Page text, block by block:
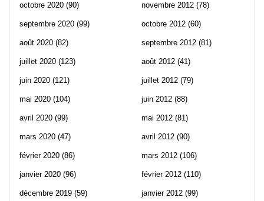
octobre 2020 (90)
septembre 2020 (99)
août 2020 (82)
juillet 2020 (123)
juin 2020 (121)
mai 2020 (104)
avril 2020 (99)
mars 2020 (47)
février 2020 (86)
janvier 2020 (96)
décembre 2019 (59)
novembre 2012 (78)
octobre 2012 (60)
septembre 2012 (81)
août 2012 (41)
juillet 2012 (79)
juin 2012 (88)
mai 2012 (81)
avril 2012 (90)
mars 2012 (106)
février 2012 (110)
janvier 2012 (99)